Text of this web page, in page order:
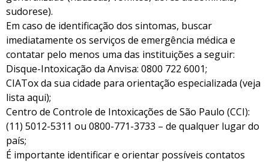
sudorese).
Em caso de identificação dos sintomas, buscar
imediatamente os serviços de emergência médica e
contatar pelo menos uma das instituições a seguir:
Disque-Intoxicação da Anvisa: 0800 722 6001;
CIATox da sua cidade para orientação especializada (veja
lista aqui);
Centro de Controle de Intoxicações de São Paulo (CCI):
(11) 5012-5311 ou 0800-771-3733 – de qualquer lugar do
país;
É importante identificar e orientar possíveis contatos